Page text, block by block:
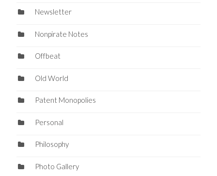
Newsletter
Nonpirate Notes
Offbeat
Old World
Patent Monopolies
Personal
Philosophy
Photo Gallery